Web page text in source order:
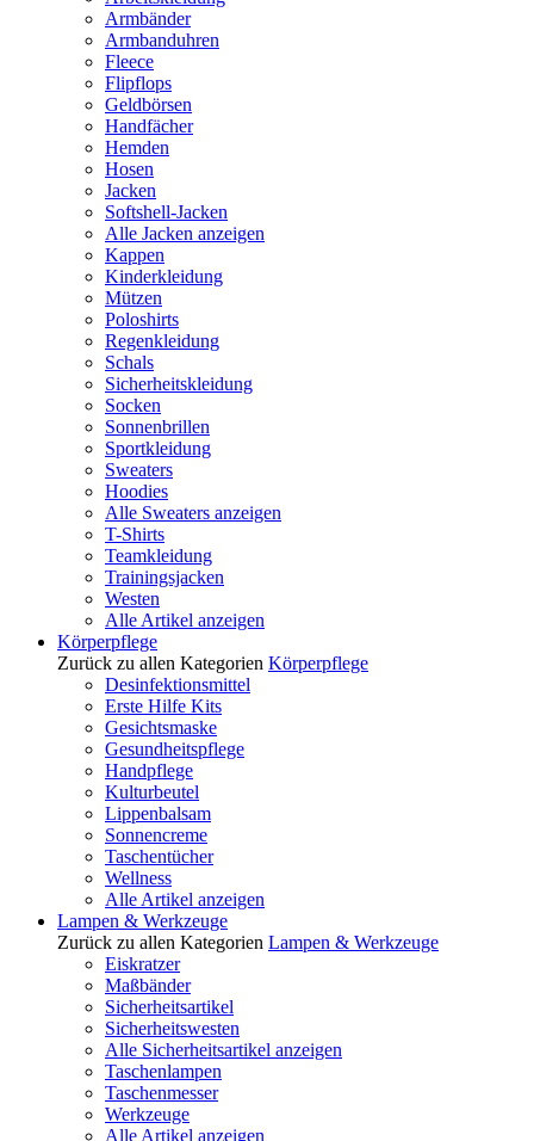
Armbänder
Armbanduhren
Fleece
Flipflops
Geldbörsen
Handfächer
Hemden
Hosen
Jacken
Softshell-Jacken
Alle Jacken anzeigen
Kappen
Kinderkleidung
Mützen
Poloshirts
Regenkleidung
Schals
Sicherheitskleidung
Socken
Sonnenbrillen
Sportkleidung
Sweaters
Hoodies
Alle Sweaters anzeigen
T-Shirts
Teamkleidung
Trainingsjacken
Westen
Alle Artikel anzeigen
Körperpflege
Zurück zu allen Kategorien Körperpflege
Desinfektionsmittel
Erste Hilfe Kits
Gesichtsmaske
Gesundheitspflege
Handpflege
Kulturbeutel
Lippenbalsam
Sonnencreme
Taschentücher
Wellness
Alle Artikel anzeigen
Lampen & Werkzeuge
Zurück zu allen Kategorien Lampen & Werkzeuge
Eiskratzer
Maßbänder
Sicherheitsartikel
Sicherheitswesten
Alle Sicherheitsartikel anzeigen
Taschenlampen
Taschenmesser
Werkzeuge
Alle Artikel anzeigen